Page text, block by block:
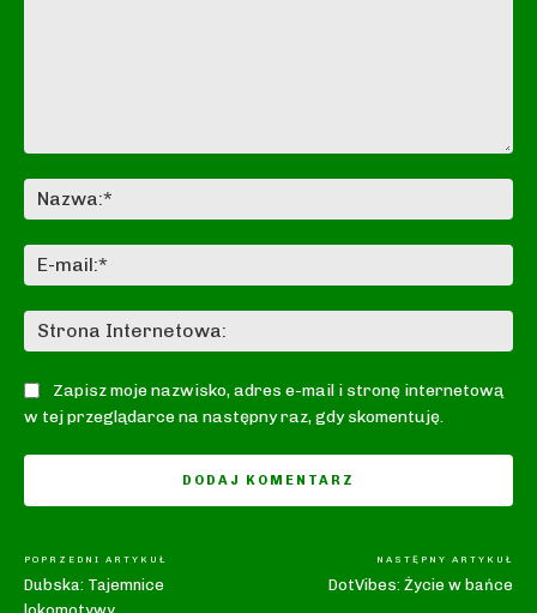
Zapisz moje nazwisko, adres e-mail i stronę internetową
w tej przeglądarce na następny raz, gdy skomentuję.
POPRZEDNI ARTYKUŁ
Dubska: Tajemnice
NASTĘPNY ARTYKUŁ
DotVibes: Życie w bańce